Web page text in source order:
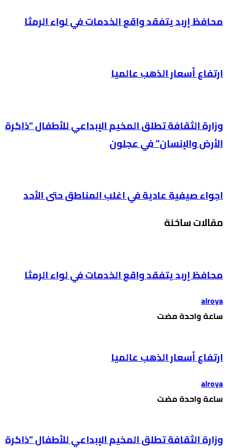
محافظ إربد يتفقد واقع الخدمات في لواء الرمثا
ارتفاع أسعار الذهب عالميا
وزارة الثقافة تطلق المخيم الإبداعي للأطفال “ذاكرة
الأرض والإنسان” في عجلون
اجواء صيفية عادية في اغلب المناطق حتى الأحد
مقالات ساخنة
محافظ إربد يتفقد واقع الخدمات في لواء الرمثا
alroya
‫‫‫‏‫ساعة واحدة مضت‬
ارتفاع أسعار الذهب عالميا
alroya
‫‫‫‏‫ساعة واحدة مضت‬
وزارة الثقافة تطلق المخيم الإبداعي للأطفال “ذاكرة